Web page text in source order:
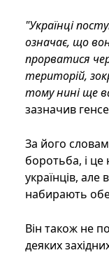
"Українці
означає, що
прорватися
територій,
тому нині ще
зазначив
За його
боротьба, і
українців, але
набирають
Він також не
деяких